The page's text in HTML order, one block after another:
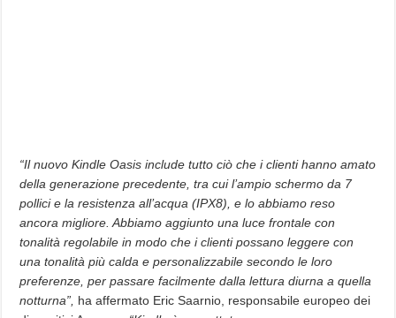
“Il nuovo Kindle Oasis include tutto ciò che i clienti hanno amato
della generazione precedente, tra cui l’ampio schermo da 7
pollici e la resistenza all’acqua (IPX8), e lo abbiamo reso
ancora migliore. Abbiamo aggiunto una luce frontale con
tonalità regolabile in modo che i clienti possano leggere con
una tonalità più calda e personalizzabile secondo le loro
preferenze, per passare facilmente dalla lettura diurna a quella
notturna”, ha affermato Eric Saarnio, responsabile europeo dei